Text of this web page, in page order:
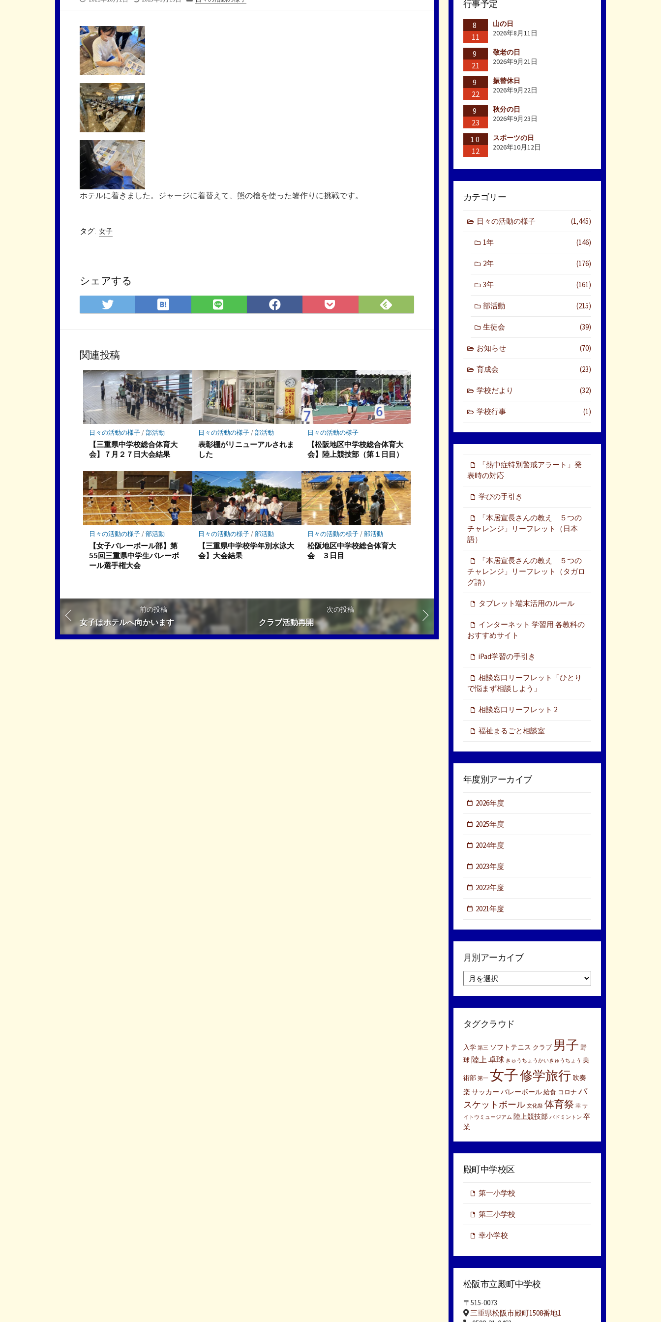
新
日
ホテルに着きました。ジャージに着替えて、熊の檜を使った箸作りに挑戦です。
タグ: 女子
シェアする
Twitter
で
ア
は
て
マ
ー
ク
に
保
LINE
で
Facebook
で
Pocket
に
Feedly
で
関連投稿
日々の活動の様子/部活動
【三重県中学校総合体育大
会】７月２７日大会結果
日々の活動の様子/部活動
表彰棚がリニューアルされま
した
日々の活動の様子
【松阪地区中学校総合体育大
会】陸上競技部（第１日目）
日々の活動の様子/部活動
【女子バレーボール部】第
55回三重県中学生バレーボ
ール選手権大会
日々の活動の様子/部活動
【三重県中学校学年別水泳大
会】大会結果
日々の活動の様子/部活動
松阪地区中学校総合体育大
会 ３日目
前の投稿
女子はホテルへ向かいます
次の投稿
クラブ活動再開
行事予定
8
11
山の日
2026年8月11日
9
21
敬老の日
2026年9月21日
9
22
振替休日
2026年9月22日
9
23
秋分の日
2026年9月23日
10
12
スポーツの日
2026年10月12日
カテゴリー
日々の活動の様子 (1,445)
1年 (146)
2年 (176)
3年 (161)
部活動 (215)
生徒会 (39)
お知らせ (70)
育成会 (23)
学校だより (32)
学校行事 (1)
「熱中症特別警戒アラート」発
表時の対応
学びの手引き
「本居宣長さんの教え ５つの
チャレンジ」リーフレット（日本
語）
「本居宣長さんの教え ５つの
チャレンジ」リーフレット（タガロ
グ語）
タブレット端末活用のルール
インターネット 学習用 各教科の
おすすめサイト
iPad学習の手引き
相談窓口リーフレット「ひとり
で悩まず相談しよう」
相談窓口リーフレット 2
福祉まるごと相談室
年度別アーカイブ
2026年度
2025年度
2024年度
2023年度
2022年度
2021年度
月別アーカイブ
別
ア
ー
イ
タグクラウド
入学 第三 ソフトテニス クラブ 男子 野
球 陸上 卓球 きゅうちょうかいきゅうちょう 美
術部 第一 女子修学旅行 吹奏
楽 サッカー バレーボール 給食 コロナ バ
スケットボール 文化祭 体育祭 幸 サ
イトウミュージアム 陸上競技部 バドミントン 卒
業
殿町中学校区
第一小学校
第三小学校
幸小学校
松阪市立殿町中学校
〒515-0073
三重県松阪市殿町1508番地1